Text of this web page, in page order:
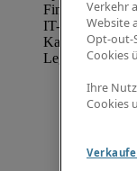
Finanz- &
IT-Bereich
Legal
Verkehr
Website
Opt-out-
Cookies
Ihre
Cookies